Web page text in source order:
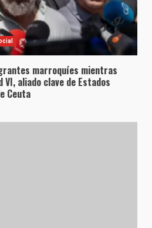
marroquíes mientras
aliado clave de Estados
Ceuta